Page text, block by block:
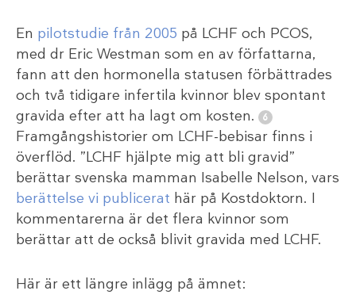
En pilotstudie från 2005 på LCHF och PCOS,
med dr Eric Westman som en av författarna,
fann att den hormonella statusen förbättrades
och två tidigare infertila kvinnor blev spontant
gravida efter att ha lagt om kosten.
Framgångshistorier om LCHF-bebisar finns i
överflöd. ”LCHF hjälpte mig att bli gravid”
berättar svenska mamman Isabelle Nelson, vars
berättelse vi publicerat här på Kostdoktorn. I
kommentarerna är det flera kvinnor som
berättar att de också blivit gravida med LCHF.
Här är ett längre inlägg på ämnet: